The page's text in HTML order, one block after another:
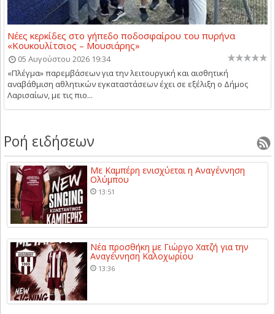
Νέες κερκίδες στο γήπεδο ποδοσφαίρου του πυρήνα
«Κουκουλίτσιος – Μουσιάρης»
05 Αυγούστου 2026 19:34
«Πλέγμα» παρεμβάσεων για την λειτουργική και αισθητική
αναβάθμιση αθλητικών εγκαταστάσεων έχει σε εξέλιξη ο Δήμος
Λαρισαίων, με τις πιο...
Ροή ειδήσεων
Με Καμπέρη ενισχύεται η Αναγέννηση
Ολύμπου
13:51
Νέα προσθήκη με Γιώργο Χατζή για την
Αναγέννηση Καλοχωρίου
13:36